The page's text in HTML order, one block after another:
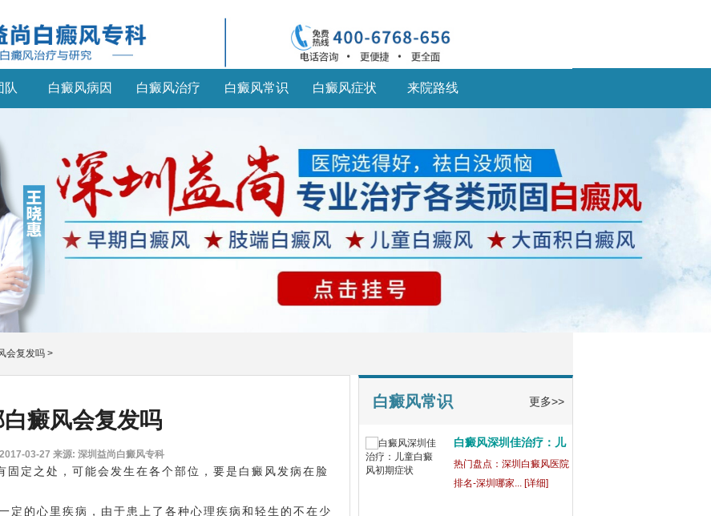
队 白癜风病因 白癜风治疗 白癜风常识 白癜风症状 来院路线
会复发吗 >
白癜风会复发吗
03-27 来源: 深圳益尚白癜风专科
固定之处，可能会发生在各个部位，要是白癜风发病在脸
的心里疾病，由于患上了各种心理疾病和轻生的不在少
白癜风常识 更多>>
深圳什么医院治疗白癜
深圳什么医院治疗白癜
风好,白癜风患... [详细]